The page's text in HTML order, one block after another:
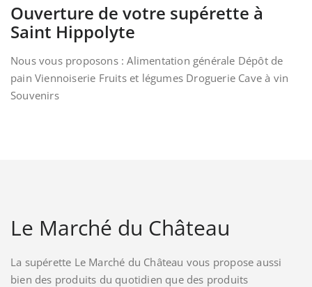
Ouverture de votre supérette à
Saint Hippolyte
Nous vous proposons : Alimentation générale Dépôt de
pain Viennoiserie Fruits et légumes Droguerie Cave à vin
Souvenirs
Le Marché du Château
La supérette Le Marché du Château vous propose aussi
bien des produits du quotidien que des produits